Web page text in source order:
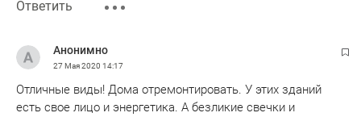
Ответить
Анонимно
27 Мая 2020 14:17
Отличные виды! Дома отремонтировать. У этих зданий
есть свое лицо и энергетика. А безликие свечки и